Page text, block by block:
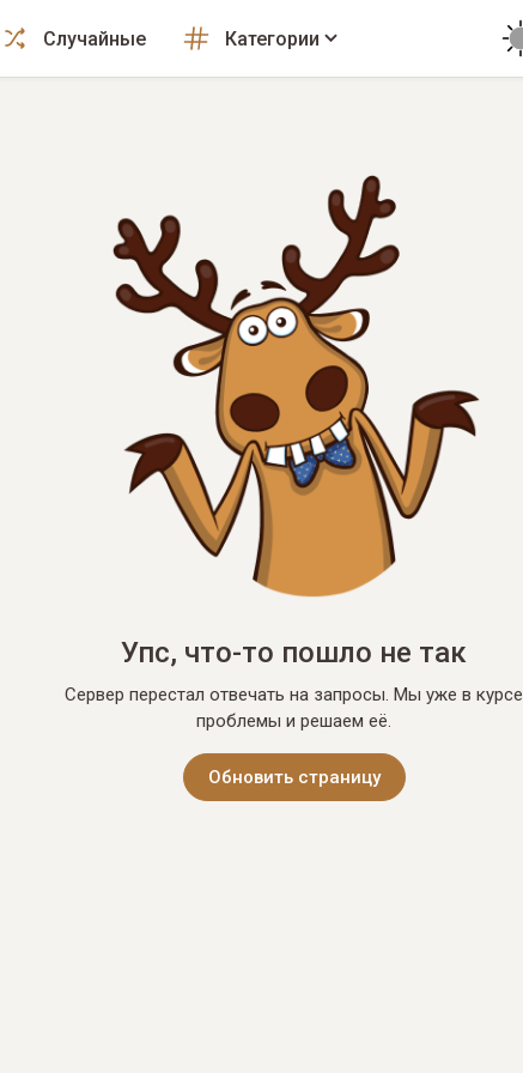
Случайные Категории
Упс, что-то пошло не так
Сервер перестал отвечать на запросы. Мы уже в курсе
проблемы и решаем её.
Обновить страницу